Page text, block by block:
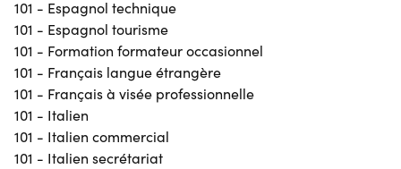
101 - Espagnol technique
101 - Espagnol tourisme
101 - Formation formateur occasionnel
101 - Français langue étrangère
101 - Français à visée professionnelle
101 - Italien
101 - Italien commercial
101 - Italien secrétariat